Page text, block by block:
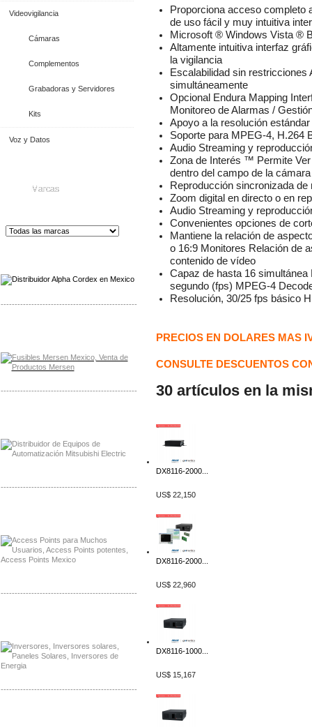
Videovigilancia
Cámaras
Complementos
Grabadoras y Servidores
Kits
Voz y Datos
Marcas
-------------------------------------------------
-------------------------------------------------
-------------------------------------------------
-------------------------------------------------
-------------------------------------------------
Proporciona acceso completo
de uso fácil y muy intuitiva
Microsoft ® Windows Vista ®
Altamente intuitiva interfaz
la vigilancia
Escalabilidad sin restricciones
simultáneamente
Opcional Endura Mapping
Monitoreo de Alarmas /
Apoyo a la resolución
Soporte para MPEG-4, H.264
Audio Streaming y
Zona de Interés ™ Permite
dentro del campo de la
Reproducción sincronizada
Zoom digital en directo o en
Audio Streaming y
Convenientes opciones de
Mantiene la relación de
o 16:9 Monitores Relación de
contenido de vídeo
Capaz de hasta 16
segundo (fps) MPEG-4
Resolución, 30/25 fps básico
PRECIOS EN DOLARES MAS
CONSULTE DESCUENTOS
30 artículos en la
DX8116-2000...
US$ 22,150
DX8116-2000...
US$ 22,960
DX8116-1000...
US$ 15,167